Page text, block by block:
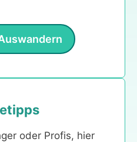
oder Profis, hier